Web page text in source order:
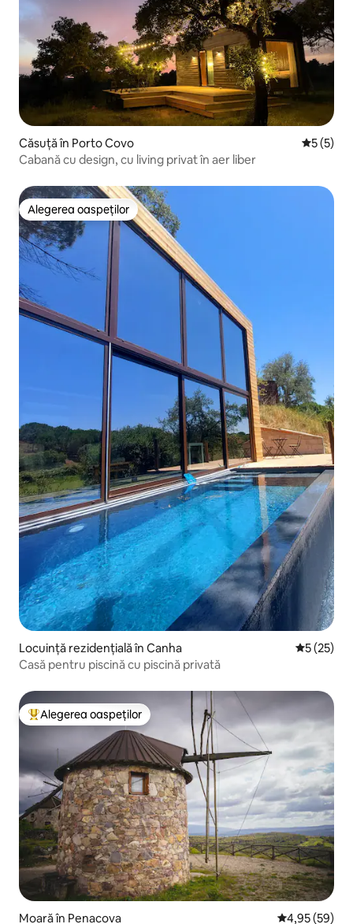
Căsuță în Porto Covo Scor
5 (5)
Cabană cu design, cu living privat în aer liber
Alegerea oaspeților
Alegerea oaspeților
Locuință rezidențială în Canha Scor
5 (25)
Casă pentru piscină cu piscină privată
Locuință din topul categoriei Alegerea oaspeților
Alegerea oaspeților
Moară în Penacova Scor mediu
4,95 (59)